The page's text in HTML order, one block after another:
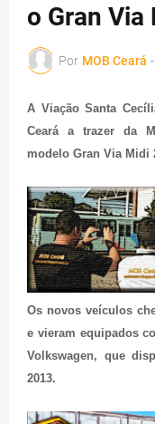
o Gran
Por MOB Ceará -
A Viação Santa
Ceará a trazer da
modelo Gran Via Midi
Os novos veículos
e vieram equipados
Volkswagen, que
2013.